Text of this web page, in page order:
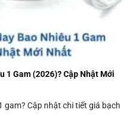
1 Gam (2026)? Cập Nhật Mới
gam? Cập nhật chi tiết giá bạch